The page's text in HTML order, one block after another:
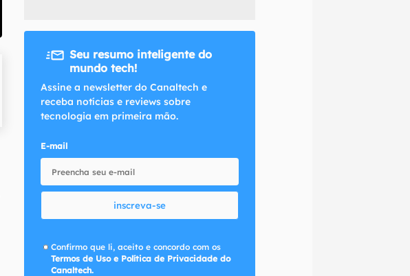
Seu resumo inteligente do
mundo tech!
Assine a newsletter do Canaltech e
receba notícias e reviews sobre
tecnologia em primeira mão.
E-mail
inscreva-se
Confirmo que li, aceito e concordo com os
Termos de Uso e Política de Privacidade do
Canaltech.